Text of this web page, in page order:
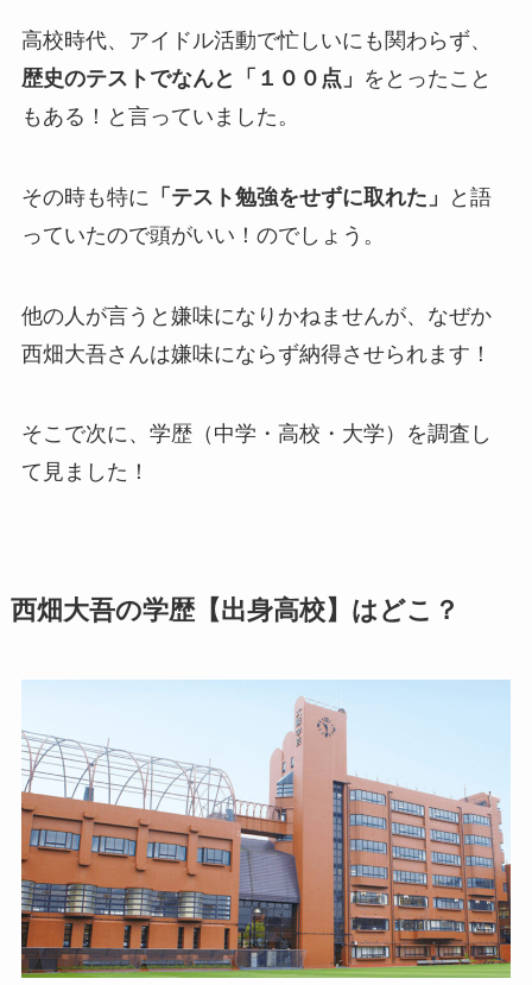
高校時代、アイドル活動で忙しいにも関わらず、
歴史のテストでなんと「１００点」 をとったこと
もある！と言っていました。
その時も特に 「テスト勉強をせずに取れた」
と語
っていたので頭がいい！のでしょう。
他の人が言うと嫌味になりかねませんが、なぜか
西畑大吾さんは嫌味にならず納得させられます！
そこで次に、学歴（中学・高校・大学）を調査し
て見ました！
西畑大吾の学歴【出身高校】はどこ？